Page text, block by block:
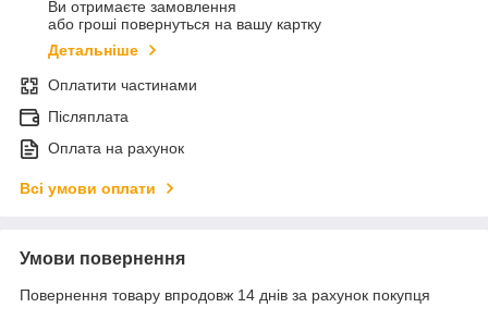
Ви отримаєте замовлення
або гроші повернуться на вашу картку
Детальніше
Оплатити частинами
Післяплата
Оплата на рахунок
Всі умови оплати
Умови повернення
Повернення товару впродовж 14 днів за рахунок покупця